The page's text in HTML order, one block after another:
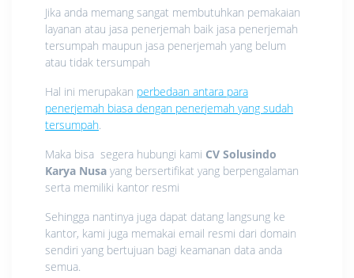
Jika anda memang sangat membutuhkan pemakaian
layanan atau jasa penerjemah baik jasa penerjemah
tersumpah maupun jasa penerjemah yang belum
atau tidak tersumpah
Hal ini merupakan perbedaan antara para
penerjemah biasa dengan penerjemah yang sudah
tersumpah.
Maka bisa segera hubungi kami CV Solusindo
Karya Nusa yang bersertifikat yang berpengalaman
serta memiliki kantor resmi
Sehingga nantinya juga dapat datang langsung ke
kantor, kami juga memakai email resmi dari domain
sendiri yang bertujuan bagi keamanan data anda
semua.